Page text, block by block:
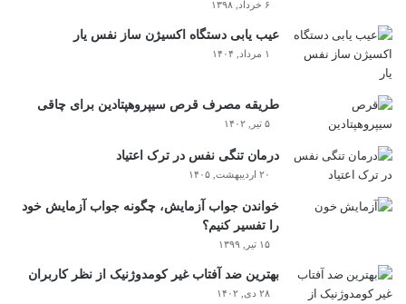
۶ خرداد, ۱۳۹۸
عیب یابی دستگاه اکسیژن ساز نفس یار
۱ مرداد, ۱۴۰۴
طریقه مصرف قرص سیپروهپتادین برای چاقی
۵ تیر, ۱۴۰۲
درمان تنگی نفس در ترک اعتیاد
۲۰ اردیبهشت, ۱۴۰۵
خواندن جواب آزمایش، چگونه جواب آزمایش خود
را تفسیر کنیم؟
۱۵ تیر, ۱۳۹۹
بهترین ضد آفتاب غیر کومدوژنیک از نظر کاربران
۲۸ دی, ۱۴۰۲